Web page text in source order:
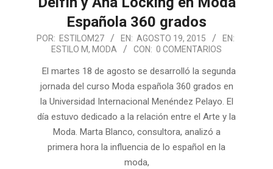
Española 360 grados
2015-
19
POR: ESTILOM27 EN: AGOSTO 19, 2015
EN:
ESTILO M, MODA CON: 0 COMENTARIOS
El martes 18 de agosto se desarrolló la segunda
jornada del curso Moda española 360 grados en
la Universidad Internacional Menéndez Pelayo. El
día estuvo dedicado a la relación entre el Arte y la
Moda. Marta Blanco, consultora, analizó a
primera hora la influencia de lo español en la
moda,